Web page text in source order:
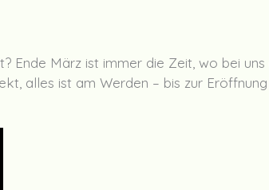
Ende März ist immer die Zeit, wo bei uns
alles ist am Werden – bis zur Eröffnung